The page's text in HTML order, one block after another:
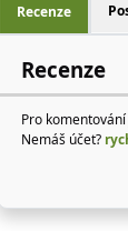
Recenze
Recenze
Pro
Nemáš účet?